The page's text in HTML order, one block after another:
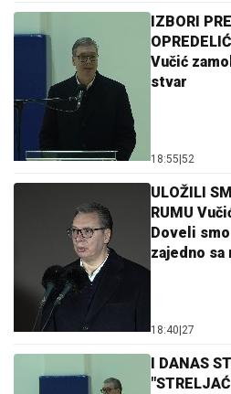
IZBORI
Vučić
stvar
18:55 52
ULOŽILI
RUMU
Doveli
zajedno sa
18:40 27
I DANAS